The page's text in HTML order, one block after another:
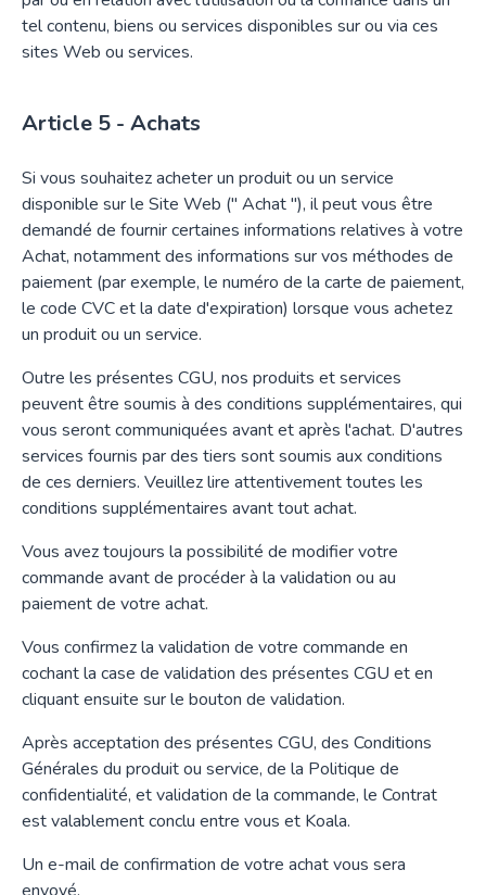
tel contenu, biens ou services disponibles sur ou via ces
sites Web ou services.
Achats
Si vous souhaitez acheter un produit ou un service
disponible sur le Site Web (" Achat "), il peut vous être
demandé de fournir certaines informations relatives à votre
Achat, notamment des informations sur vos méthodes de
paiement (par exemple, le numéro de la carte de paiement,
le code CVC et la date d'expiration) lorsque vous achetez
un produit ou un service.
Outre les présentes CGU, nos produits et services
peuvent être soumis à des conditions supplémentaires, qui
vous seront communiquées avant et après l'achat. D'autres
services fournis par des tiers sont soumis aux conditions
de ces derniers. Veuillez lire attentivement toutes les
conditions supplémentaires avant tout achat.
Vous avez toujours la possibilité de modifier votre
commande avant de procéder à la validation ou au
paiement de votre achat.
Vous confirmez la validation de votre commande en
cochant la case de validation des présentes CGU et en
cliquant ensuite sur le bouton de validation.
Après acceptation des présentes CGU, des Conditions
Générales du produit ou service, de la Politique de
confidentialité, et validation de la commande, le Contrat
est valablement conclu entre vous et Koala.
Un e-mail de confirmation de votre achat vous sera